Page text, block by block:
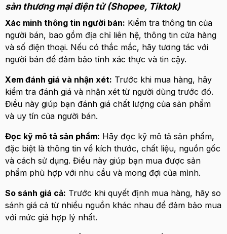
sàn thương mại điện tử (Shopee, Tiktok)
Xác minh thông tin người bán: Kiểm tra thông tin của
người bán, bao gồm địa chỉ liên hệ, thông tin cửa hàng
và số điện thoại. Nếu có thắc mắc, hãy tương tác với
người bán để đảm bảo tính xác thực và tin cậy.
Xem đánh giá và nhận xét: Trước khi mua hàng, hãy
kiểm tra đánh giá và nhận xét từ người dùng trước đó.
Điều này giúp bạn đánh giá chất lượng của sản phẩm
và uy tín của người bán.
Đọc kỹ mô tả sản phẩm: Hãy đọc kỹ mô tả sản phẩm,
đặc biệt là thông tin về kích thước, chất liệu, nguồn gốc
và cách sử dụng. Điều này giúp bạn mua được sản
phẩm phù hợp với nhu cầu và mong đợi của mình.
So sánh giá cả: Trước khi quyết định mua hàng, hãy so
sánh giá cả từ nhiều nguồn khác nhau để đảm bảo mua
với mức giá hợp lý nhất.